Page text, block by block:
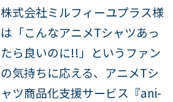
株式会社ミルフィーユプラス様
は「こんなアニメTシャツあっ
たら良いのに!!」というファン
の気持ちに応える、アニメTシ
ャツ商品化支援サービス『ani-